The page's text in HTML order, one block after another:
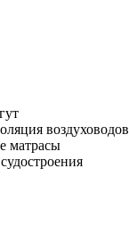
воздуховодов
матрасы